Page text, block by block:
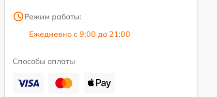
Режим работы:
Ежедневно с 9:00 до 21:00
Способы оплаты